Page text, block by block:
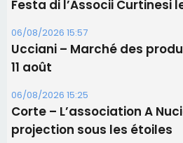
Les brèves
09/08/2026 16:04
Sénatoriales 2B – Jean-
sa candidature